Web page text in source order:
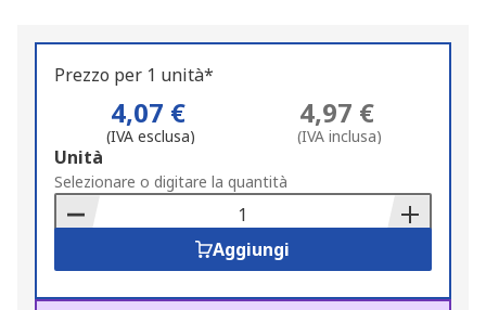
Prezzo per 1 unità*
4,07 €
(IVA esclusa)
4,97 €
(IVA inclusa)
Add
to
Basket
Unità
Selezionare o digitare la quantità
Aggiungi